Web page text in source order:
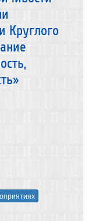
Круглого